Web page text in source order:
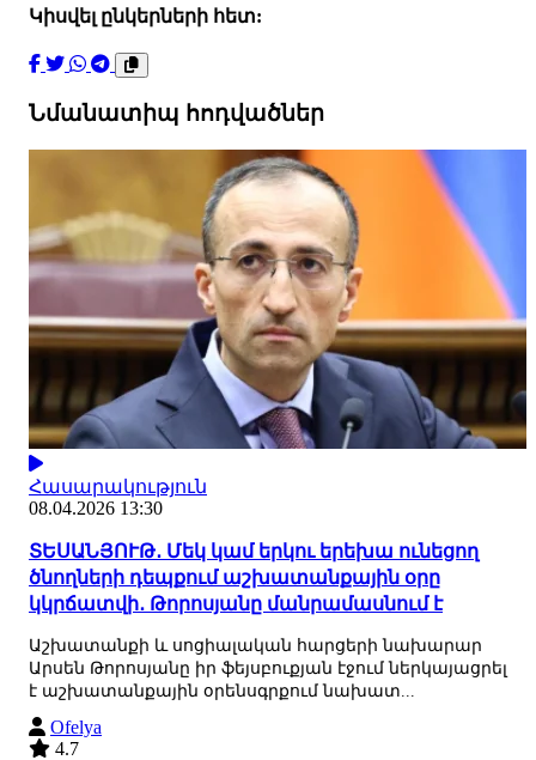
Կիսվել ընկերների հետ:
Նմանատիպ հոդվածներ
Հասարակություն
08.04.2026 13:30
ՏԵՍԱՆՅՈՒԹ․ Մեկ կամ երկու երեխա ունեցող
ծնողների դեպքում աշխատանքային օրը
կկրճատվի․ Թորոսյանը մանրամասնում է
Աշխատանքի և սոցիալական հարցերի նախարար
Արսեն Թորոսյանը իր ֆեյսբուքյան էջում ներկայացրել
է աշխատանքային օրենսգրքում նախատ...
Ofelya
4.7